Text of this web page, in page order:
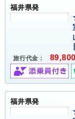
福井県発
旅行代金：
福井県発